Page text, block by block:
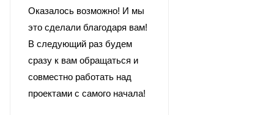
Оказалось возможно! И мы
это сделали благодаря вам!
В следующий раз будем
сразу к вам обращаться и
совместно работать над
проектами с самого начала!